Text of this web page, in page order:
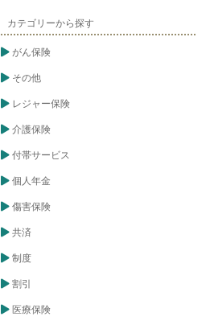
カテゴリーから探す
がん保険
その他
レジャー保険
介護保険
付帯サービス
個人年金
傷害保険
共済
制度
割引
医療保険